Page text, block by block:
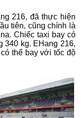
216, đã thực hiện
tiên, cũng chính là
Chiếc taxi bay có
340 kg. EHang 216,
thể bay với tốc độ